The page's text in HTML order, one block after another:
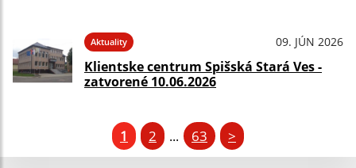
Aktuality 09. JÚN 2026
Klientske centrum Spišská Stará Ves -
zatvorené 10.06.2026
1 2 ... 63 >